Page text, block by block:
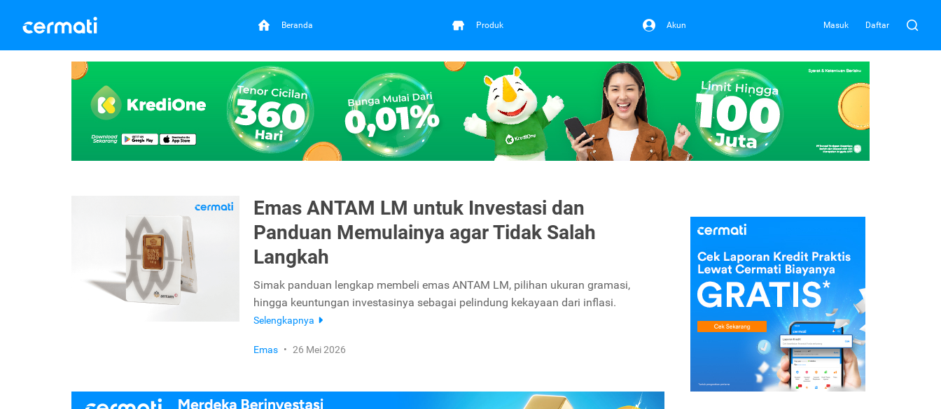
Beranda Produk Akun Masuk Daftar
Emas ANTAM LM untuk Investasi dan
Panduan Memulainya agar Tidak Salah
Langkah
Simak panduan lengkap membeli emas ANTAM LM, pilihan ukuran gramasi,
hingga keuntungan investasinya sebagai pelindung kekayaan dari inflasi.
Selengkapnya
Emas • 26 Mei 2026